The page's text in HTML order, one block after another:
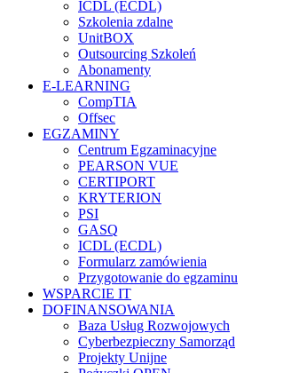
ICDL (ECDL)
Szkolenia zdalne
UnitBOX
Outsourcing Szkoleń
Abonamenty
E-LEARNING
CompTIA
Offsec
EGZAMINY
Centrum Egzaminacyjne
PEARSON VUE
CERTIPORT
KRYTERION
PSI
GASQ
ICDL (ECDL)
Formularz zamówienia
Przygotowanie do egzaminu
WSPARCIE IT
DOFINANSOWANIA
Baza Usług Rozwojowych
Cyberbezpieczny Samorząd
Projekty Unijne